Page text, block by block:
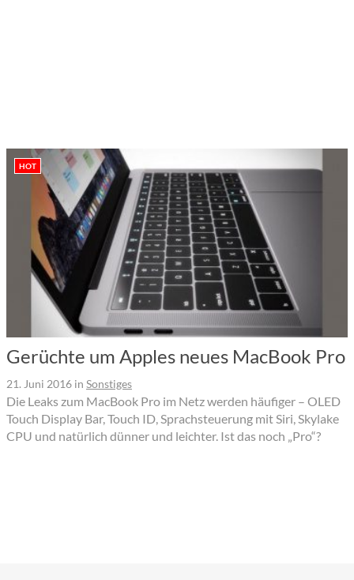
HOT
Gerüchte um Apples neues MacBook Pro
21. Juni 2016 in Sonstiges
Die Leaks zum MacBook Pro im Netz werden häufiger – OLED
Touch Display Bar, Touch ID, Sprachsteuerung mit Siri, Skylake
CPU und natürlich dünner und leichter. Ist das noch „Pro“?